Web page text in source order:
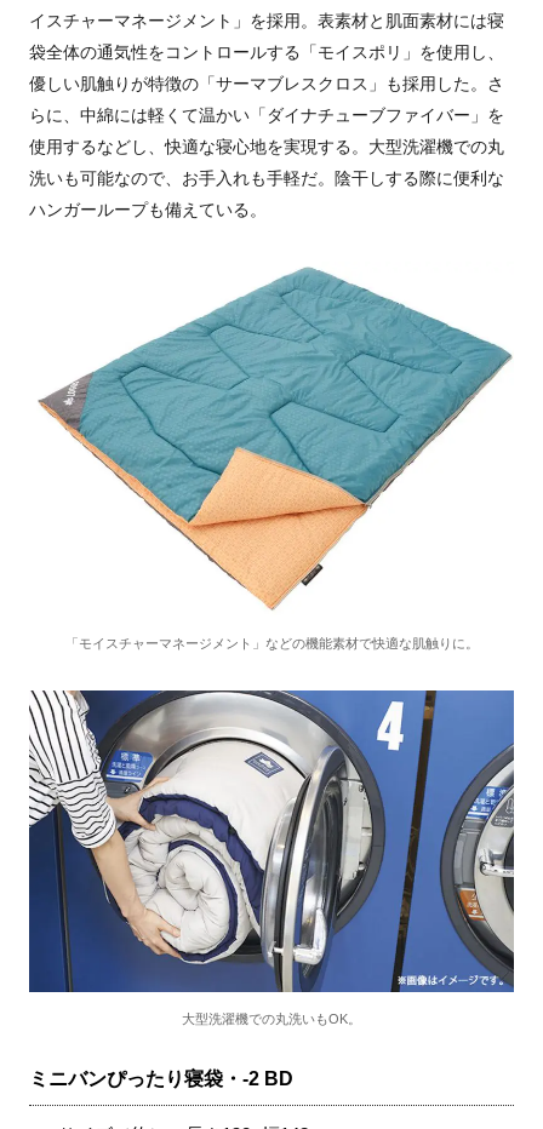
イスチャーマネージメント」を採用。表素材と肌面素材には寝
袋全体の通気性をコントロールする「モイスポリ」を使用し、
優しい肌触りが特徴の「サーマブレスクロス」も採用した。さ
らに、中綿には軽くて温かい「ダイナチューブファイバー」を
使用するなどし、快適な寝心地を実現する。大型洗濯機での丸
洗いも可能なので、お手入れも手軽だ。陰干しする際に便利な
ハンガーループも備えている。
「モイスチャーマネージメント」などの機能素材で快適な肌触りに。
大型洗濯機での丸洗いもOK。
ミニバンぴったり寝袋・ -2 BD